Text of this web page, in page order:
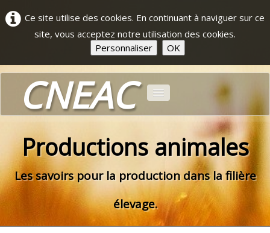
Ce site utilise des cookies. En continuant à naviguer sur ce
site, vous acceptez notre utilisation des cookies.
Personnaliser
OK
CNEAC
Accueil
Formations
Actualités
Qui sommes-nous ?
Productions animales
Les savoirs pour la production dans la filière
élevage.